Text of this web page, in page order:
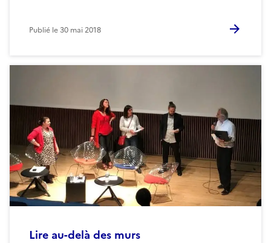
Publié le30 mai 2018
Lire au-delà des murs